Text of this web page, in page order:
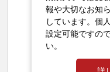
報や大切なお知
しています。個
設定可能ですの
い。